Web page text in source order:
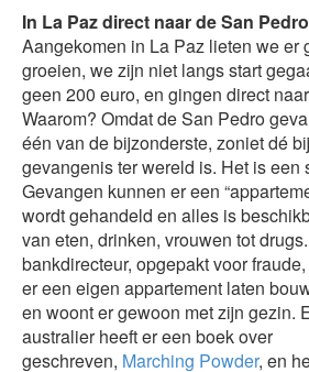
In La Paz direct naar de San
Aangekomen in La Paz lieten we er
groeien, we zijn niet langs start
geen 200 euro, en gingen direct
Waarom? Omdat de San Pedro
één van de bijzonderste, zoniet dé
gevangenis ter wereld is. Het is een
Gevangen kunnen er een
wordt gehandeld en alles is
van eten, drinken, vrouwen tot
bankdirecteur, opgepakt voor
er een eigen appartement laten
en woont er gewoon met zijn gezin.
australier heeft er een boek over
geschreven, Marching Powder, en